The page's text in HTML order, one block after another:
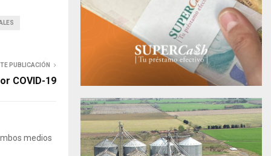
PUBLICACIÓN
COVID-19
medios